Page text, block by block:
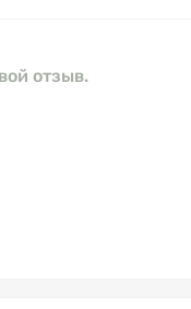
отзыв.